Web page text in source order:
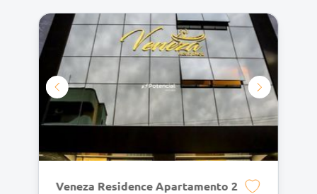
Veneza Residence Apartamento 2